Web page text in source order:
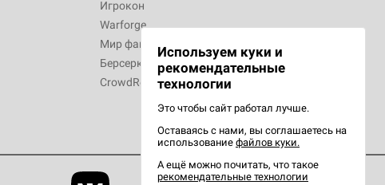
Игрокон
Warforge
Мир фантастики
Берсерк
CrowdRepublic
Используем куки и
рекомендательные
технологии
Это чтобы сайт работал лучше.
Оставаясь с нами, вы соглашаетесь на
использование файлов куки.
А ещё можно почитать, что такое
рекомендательные технологии